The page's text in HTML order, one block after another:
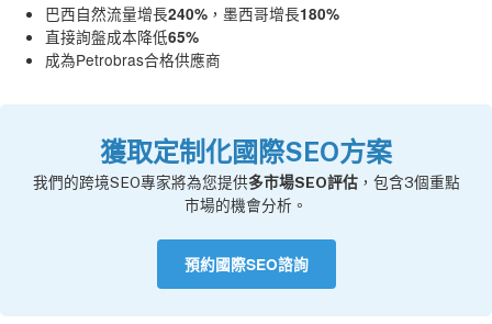
巴西自然流量增長240% ，墨西哥增長180%
直接詢盤成本降低65%
成為Petrobras合格供應商
獲取定制化國際SEO方案
我們的跨境SEO專家將為您提供多市場SEO評估，包含3個重點
市場的機會分析。
預約國際SEO諮詢